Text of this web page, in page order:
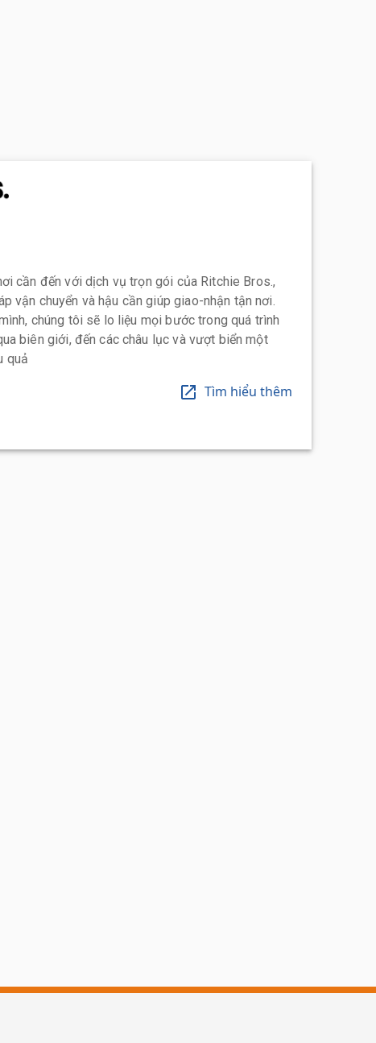
cần đến với dịch vụ trọn gói của Ritchie Bros.,
vận chuyển và hậu cần giúp giao-nhận tận nơi.
chúng tôi sẽ lo liệu mọi bước trong quá trình
biên giới, đến các châu lục và vượt biển một
quả
Tìm hiểu thêm